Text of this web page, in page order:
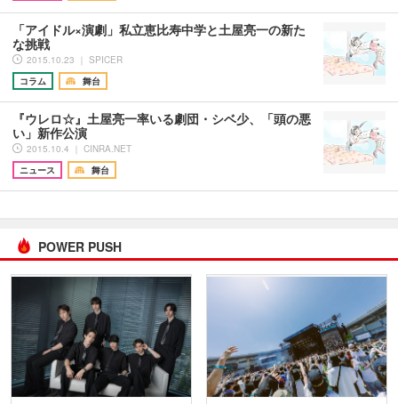
「アイドル×演劇」私立恵比寿中学と土屋亮一の新た
な挑戦
2015.10.23 ｜ SPICER
コラム
舞台
『ウレロ☆』土屋亮一率いる劇団・シベ少、「頭の悪
い」新作公演
2015.10.4 ｜ CINRA.NET
ニュース
舞台
POWER PUSH